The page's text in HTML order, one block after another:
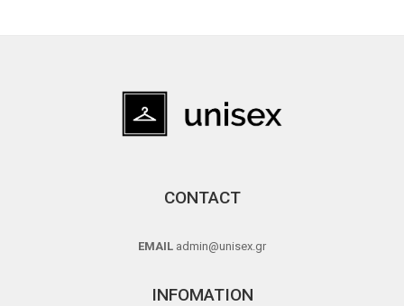
CONTACT
EMAIL admin@unisex.gr
INFOMATION